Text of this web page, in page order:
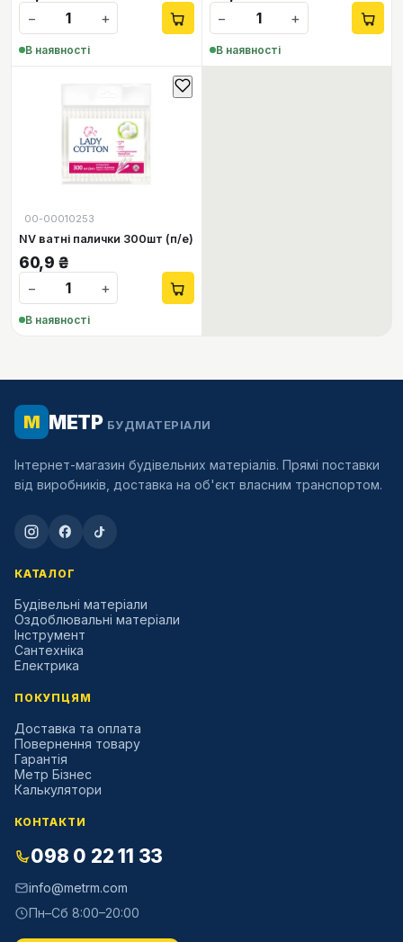
−
+
В наявності
−
+
В наявності
00-00010253
NV ватні палички 300шт (п/е)
60,9 ₴
−
+
В наявності
М МЕТР БУДМАТЕРІАЛИ
Інтернет-магазин будівельних матеріалів. Прямі поставки
від виробників, доставка на об'єкт власним транспортом.
КАТАЛОГ
Будівельні матеріали
Оздоблювальні матеріали
Інструмент
Сантехніка
Електрика
ПОКУПЦЯМ
Доставка та оплата
Повернення товару
Гарантія
Метр Бізнес
Калькулятори
КОНТАКТИ
098 0 22 11 33
info@metrm.com
Пн–Сб 8:00–20:00